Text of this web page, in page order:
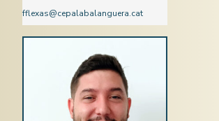
fflexas@cepalabalanguera.cat
Matemàtiques i Química